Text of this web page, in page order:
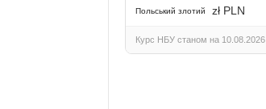
Польський злотий zł PLN
Курс НБУ станом на 10.08.2026